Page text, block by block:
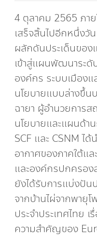
4 ตุลาคม 2565 ภา
เสร็จสิ้นไปอีกหนึ่งวั
ผลักดันประเด็นขอ
เข้าสู่แผนพัฒนาระ
องค์กร ระบบเมือง
นโยบายแบบล่างขึ้
ฉายา ผู้อำนวยการส
นโยบายและแผนด้า
SCF และ CSNM
อากาศของภาคใต้แ
และองค์กรปกครอ
ยังได้รับการแบ่งปั
จากบ้านไผ่จากพายุ
ประจำประเทศไทย
ความสำคัญของ